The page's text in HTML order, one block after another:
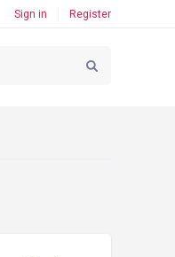
Sign in Register